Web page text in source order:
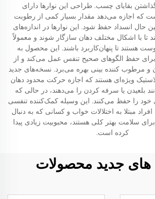
گذاشتن بقایای چسب. طراحی این نوارها دارای
که اجازه می‌دهد مقدار بسیار کمی از رطوبت
حال انسداد حفظ شود. این نوارها در اندازه‌های
تا با اشکال مختلف دهان سازگار شوند و معمولاً
هستند تا پنهان‌کاربرد باشند. این محصول به
حفظ الگوهای صحیح تنفس عمل می‌کند و از
و مرطوب کننده بینی بهره می‌برد. نسخه‌های جدید
ویژه‌ای هستند که اجازه حرکت محدود دهان
بلعیدن یا سرفه کردن را می‌دهند، در حالی که
را حفظ می‌کنند. این وسیله کمک‌کننده تنفسی
مبتلا به اختلالات خواب و کسانی که به دنبال
سلامت بهتر کلی هستند، محبوبیت زیادی پیدا
کرده است.
های جدید محصولات